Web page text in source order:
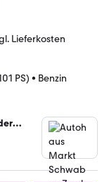
Lieferkosten
PS) • Benzin